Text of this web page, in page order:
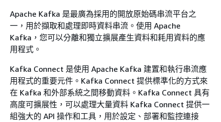
Apache Kafka 是最廣為採用的開放原始碼串流平台之
一，用於擷取和處理即時資料串流。使用 Apache
Kafka，您可以分離和獨立擴展產生資料和耗用資料的應
用程式。
Kafka Connect 是使用 Apache Kafka 建置和執行串流應
用程式的重要元件。Kafka Connect 提供標準化的方式來
在 Kafka 和外部系統之間移動資料。Kafka Connect 具有
高度可擴展性，可以處理大量資料 Kafka Connect 提供一
組強大的 API 操作和工具，用於設定、部署和監控連接